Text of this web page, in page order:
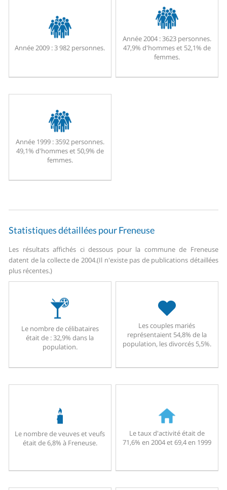
Année 2009 :3 982 personnes.
Année 2004 :3623 personnes.
47,9% d'hommes et 52,1% de
femmes.
Année 1999 :3592 personnes.
49,1% d'hommes et 50,9% de
femmes.
Statistiques détaillées pour Freneuse
Les résultats affichés ci dessous pour la commune de Freneuse
datent de la collecte de 2004.(Il n'existe pas de publications détaillées
plus récentes.)
Le nombre de célibataires
était de : 32,9% dans la
population.
Les couples mariés
représentaient 54,8% de la
population, les divorcés 5,5%.
Le nombre de veuves et veufs
était de 6,8% à Freneuse.
Le taux d'activité était de
71,6% en 2004 et 69,4 en 1999